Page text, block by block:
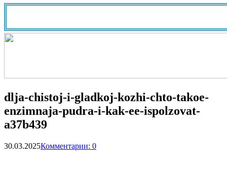
dlja-chistoj-i-gladkoj-kozhi-chto-takoe-
enzimnaja-pudra-i-kak-ee-ispolzovat-
a37b439
30.03.2025Комментарии: 0